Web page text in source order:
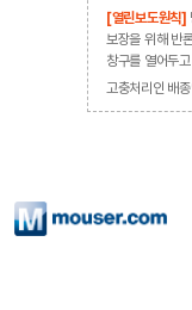
[열린보도원칙]
보장을 위해 반
창구를 열어두
고충처리인